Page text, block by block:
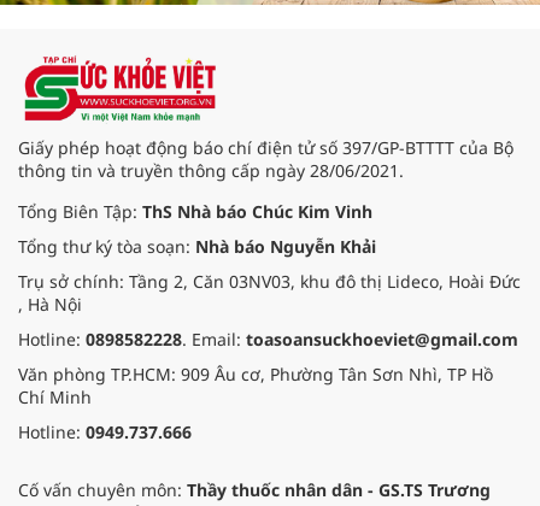
Giấy phép hoạt động báo chí điện tử số 397/GP-BTTTT của Bộ
thông tin và truyền thông cấp ngày 28/06/2021.
Tổng Biên Tập: ThS Nhà báo Chúc Kim Vinh
Tổng thư ký tòa soạn: Nhà báo Nguyễn Khải
Trụ sở chính: Tầng 2, Căn 03NV03, khu đô thị Lideco, Hoài Đức
, Hà Nội
Hotline: 0898582228. Email: toasoansuckhoeviet@gmail.com
Văn phòng TP.HCM: 909 Âu cơ, Phường Tân Sơn Nhì, TP Hồ
Chí Minh
Hotline: 0949.737.666
Cố vấn chuyên môn: Thầy thuốc nhân dân - GS.TS Trương